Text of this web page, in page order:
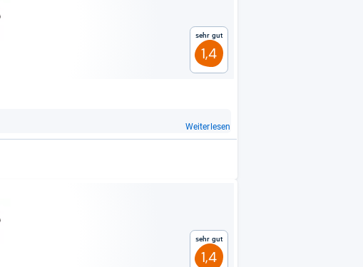
Sehr gut
1,4
Weiterlesen
Sehr gut
1,4